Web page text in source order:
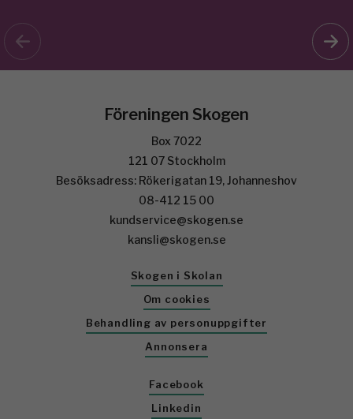
Föreningen Skogen
Box 7022
121 07 Stockholm
Besöksadress: Rökerigatan 19, Johanneshov
08-412 15 00
kundservice@skogen.se
kansli@skogen.se
Skogen i Skolan
Om cookies
Behandling av personuppgifter
Annonsera
Facebook
Linkedin